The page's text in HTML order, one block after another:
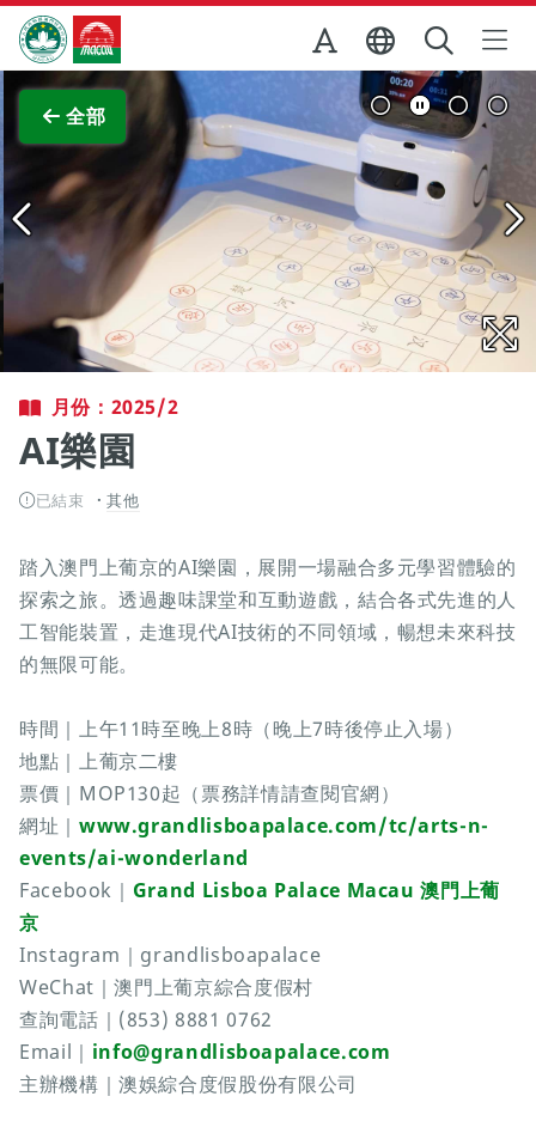
跳至主内容
澳門特別行政區政府旅遊局
全部
月份：2025/2
AI樂園
已結束 其他
踏入澳門上葡京的AI樂園，展開一場融合多元學習體驗的
探索之旅。透過趣味課堂和互動遊戲，結合各式先進的人
工智能裝置，走進現代AI技術的不同領域，暢想未來科技
的無限可能。
時間｜上午11時至晚上8時（晚上7時後停止入場）
地點｜上葡京二樓
票價｜MOP130起（票務詳情請查閱官網）
網址｜ www.grandlisboapalace.com/tc/arts-n-
events/ai-wonderland
Facebook｜ Grand Lisboa Palace Macau 澳門上葡
京
Instagram｜grandlisboapalace
WeChat｜澳門上葡京綜合度假村
查詢電話｜(853) 8881 0762
Email｜ info@grandlisboapalace.com
主辦機構｜澳娛綜合度假股份有限公司